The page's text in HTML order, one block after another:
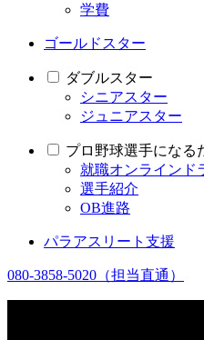
学費
ゴールドスター
ダブルスター
シニアスター
ジュニアスター
プロ野球選手になる
就職オンラインド
選手紹介
OB進路
パラアスリート支援
080-3858-5020 （担当直通）